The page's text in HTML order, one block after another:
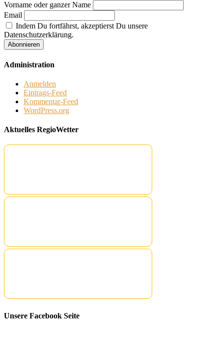
Vorname oder ganzer Name
Email
Indem Du fortfährst, akzeptierst Du unsere
Datenschutzerklärung.
Administration
Anmelden
Eintrags-Feed
Kommentar-Feed
WordPress.org
Aktuelles RegioWetter
Unsere Facebook Seite